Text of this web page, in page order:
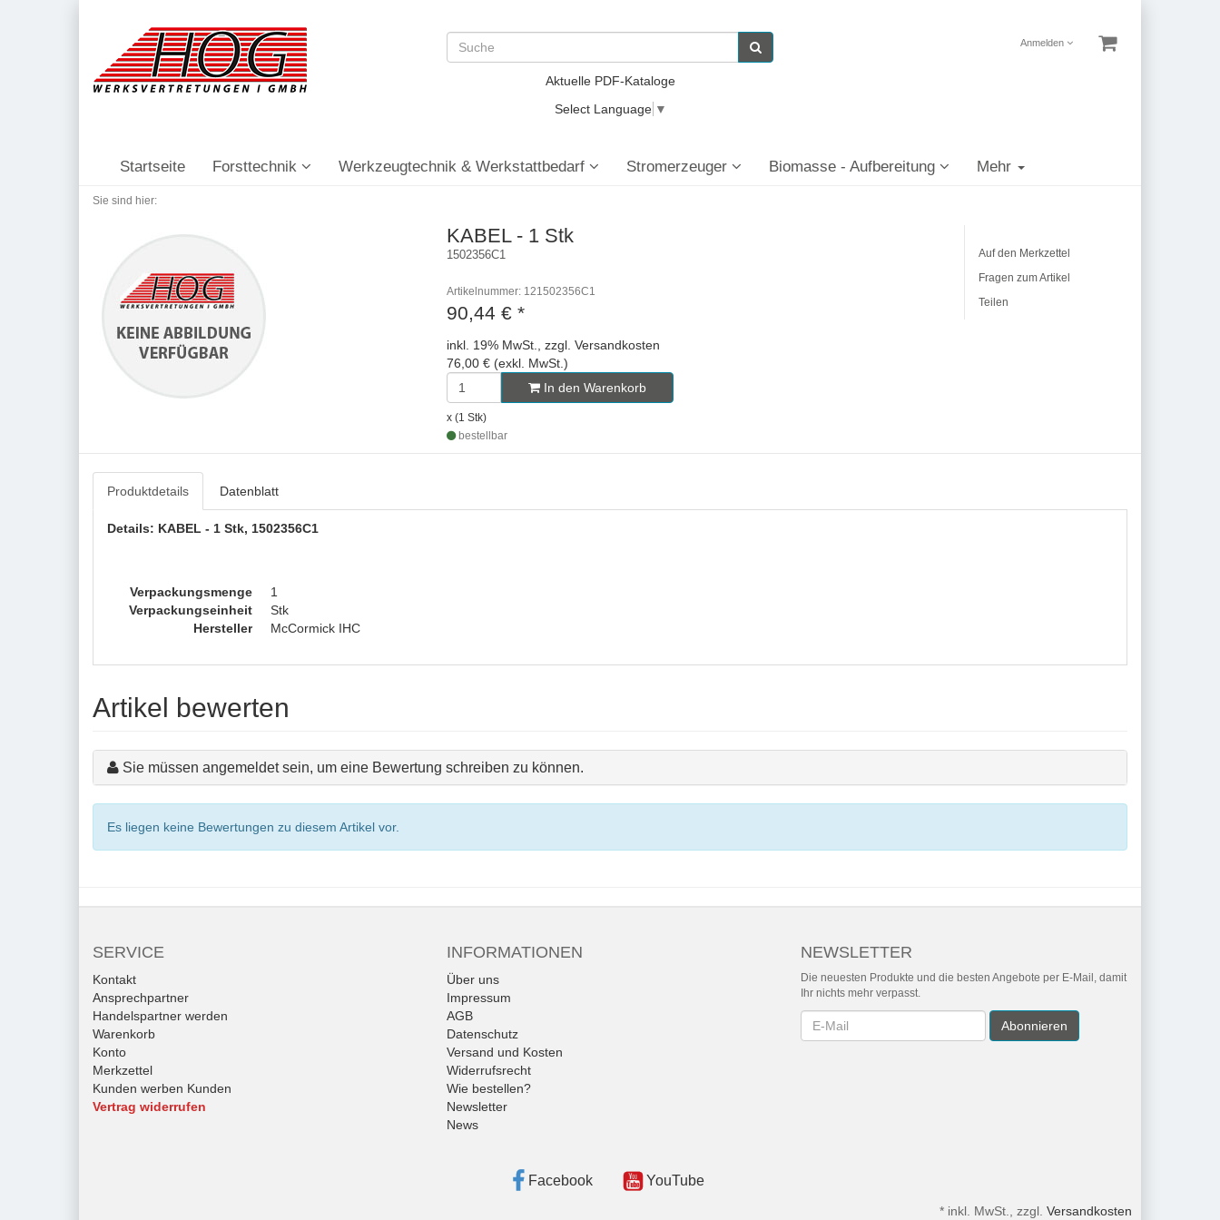
Anmelden
Aktuelle PDF-Kataloge
Select Language ▼
Startseite Forsttechnik Werkzeugtechnik & Werkstattbedarf Stromerzeuger Biomasse - Aufbereitung Mehr
Sie sind hier:
KABEL - 1 Stk
1502356C1
Artikelnummer: 121502356C1
90,44 € *
inkl. 19% MwSt., zzgl. Versandkosten
76,00 € (exkl. MwSt.)
In den Warenkorb
x (1 Stk)
bestellbar
Auf den Merkzettel
Fragen zum Artikel
Teilen
Produktdetails Datenblatt
Details: KABEL - 1 Stk, 1502356C1
Verpackungsmenge
1
Verpackungseinheit
Stk
Hersteller
McCormick IHC
Artikel bewerten
Sie müssen angemeldet sein, um eine Bewertung schreiben zu können.
Es liegen keine Bewertungen zu diesem Artikel vor.
SERVICE
Kontakt
Ansprechpartner
Handelspartner werden
Warenkorb
Konto
Merkzettel
Kunden werben Kunden
Vertrag widerrufen
INFORMATIONEN
Über uns
Impressum
AGB
Datenschutz
Versand und Kosten
Widerrufsrecht
Wie bestellen?
Newsletter
News
NEWSLETTER
Die neuesten Produkte und die besten Angebote per E-Mail, damit
Ihr nichts mehr verpasst.
Newsletter Abonnieren
Facebook YouTube
* inkl. MwSt., zzgl. Versandkosten